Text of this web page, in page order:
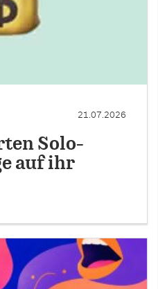
21.07.2026
Solo-
auf ihr